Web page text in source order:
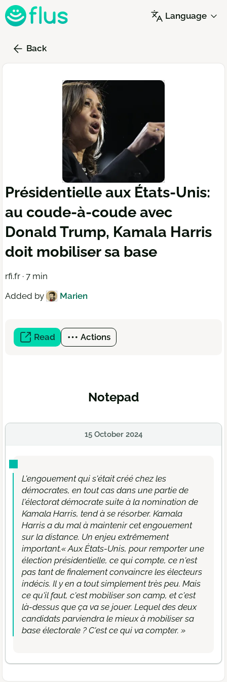
Skip
to
content
Language
Back
Présidentielle aux États-Unis:
au coude-à-coude avec
Donald Trump, Kamala Harris
doit mobiliser sa base
rfi.fr · 7 min
Added by
Marien
Read (open
a
Actions
Notepad
15 October 2024
L'engouement qui s'était créé chez les
démocrates, en tout cas dans une partie de
l'électorat démocrate suite à la nomination de
Kamala Harris, tend à se résorber. Kamala
Harris a du mal à maintenir cet engouement
sur la distance. Un enjeu extrêmement
important.« Aux États-Unis, pour remporter une
élection présidentielle, ce qui compte, ce n'est
pas tant de finalement convaincre les électeurs
indécis. Il y en a tout simplement très peu. Mais
ce qu'il faut, c'est mobiliser son camp, et c'est
là-dessus que ça va se jouer. Lequel des deux
candidats parviendra le mieux à mobiliser sa
base électorale ? C'est ce qui va compter. »